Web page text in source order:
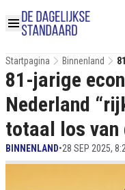
Startpagina Binnenland
81-jarige
Nederland
totaal los
BINNENLAND•28 SEP 2025,